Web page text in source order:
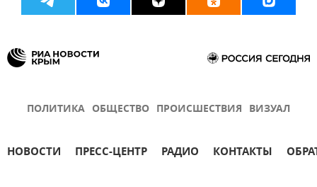
ПОЛИТИКА ОБЩЕСТВО ПРОИСШЕСТВИЯ ВИЗУАЛ
НОВОСТИ ПРЕСС-ЦЕНТР РАДИО КОНТАКТЫ